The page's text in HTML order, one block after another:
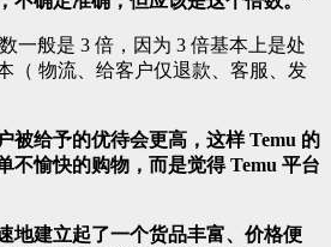
一般是 3 倍，因为 3 倍基本上是处
（ 物流、给客户仅退款、客服、发
被给予的优待会更高，这样 Temu 的
不愉快的购物，而是觉得 Temu 平台
地建立起了一个货品丰富、价格便